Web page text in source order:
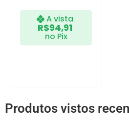
A vista
R$94,91
no Pix
Produtos vistos